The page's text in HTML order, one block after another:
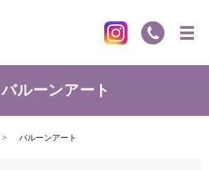
バルーンアート
バルーンアート